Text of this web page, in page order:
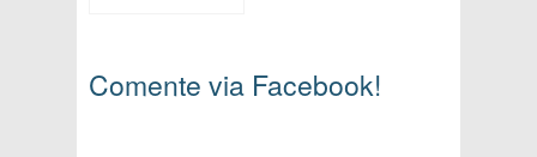
Comente via Facebook!